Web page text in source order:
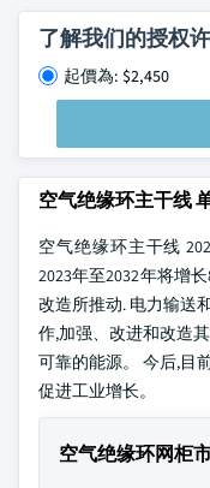
了解我们的授权
起價為: $2,450
空气绝缘环主干线
空气绝缘环主干线
2023年至2032年将增
改造所推动. 电力输送
作,加强、改进和改造
可靠的能源。 今后,目
促进工业增长。
空气绝缘环网柜